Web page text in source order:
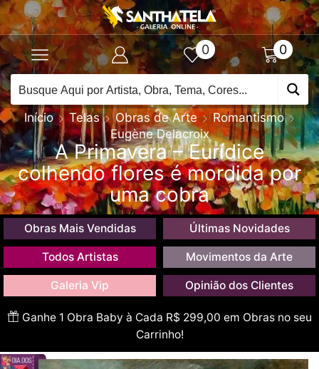
0 0
Início Telas Obras de Arte
Romantismo
Eugène Delacroix
A Primavera – Eurídice
colhendo flores é mordida por
uma cobra
Obras Mais Vendidas Últimas Novidades
Todos Artistas Movimentos da Arte
Galeria Vip Opinião dos Clientes
Ganhe 1 Obra Baby à Cada R$ 299,00 em Obras no seu
Carrinho!